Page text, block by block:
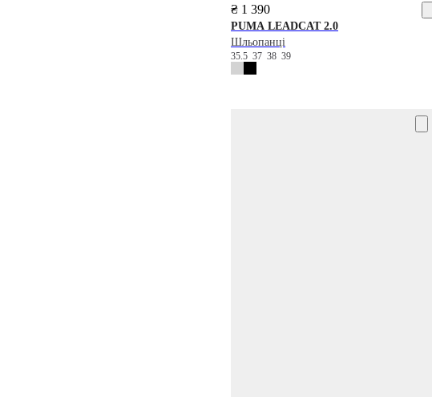
₴ 1 390
PUMA LEADCAT 2.0
Шльопанці
35.5 37 38 39